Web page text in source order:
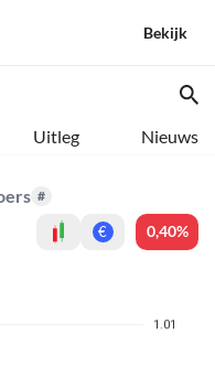
Bekijk
Uitleg Nieuws
#
€ 0,40%